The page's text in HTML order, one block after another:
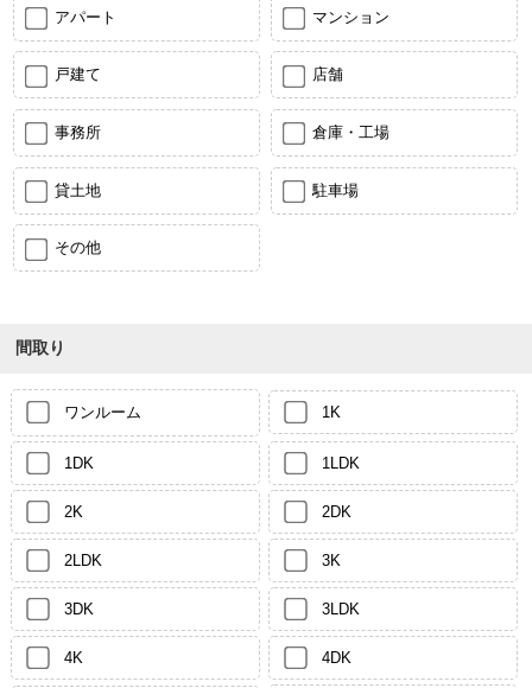
アパート マンション
戸建て 店舗
事務所 倉庫・工場
貸土地 駐車場
その他
間取り
ワンルーム 1K
1DK 1LDK
2K 2DK
2LDK 3K
3DK 3LDK
4K 4DK